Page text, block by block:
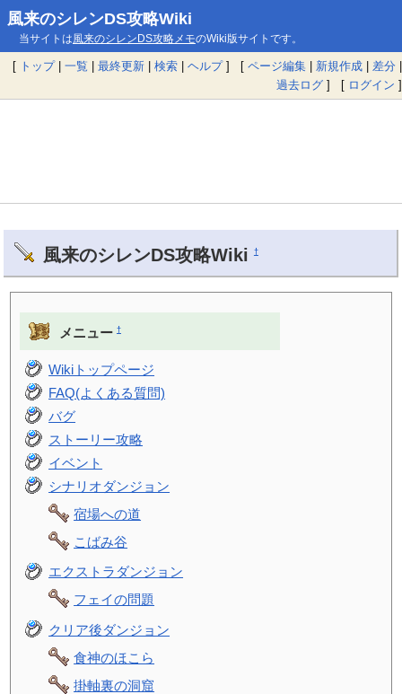
風来のシレンDS攻略Wiki
当サイトは風来のシレンDS攻略メモのWiki版サイトです。
[ トップ| 一覧 | 最終更新 | 検索 | ヘルプ] [ ページ編集 | 新規作成 | 差分 |
過去ログ ] [ ログイン ]
風来のシレンDS攻略Wiki †
メニュー †
Wikiトップページ
FAQ(よくある質問)
バグ
ストーリー攻略
イベント
シナリオダンジョン
宿場への道
こばみ谷
エクストラダンジョン
フェイの問題
クリア後ダンジョン
食神のほこら
掛軸裏の洞窟